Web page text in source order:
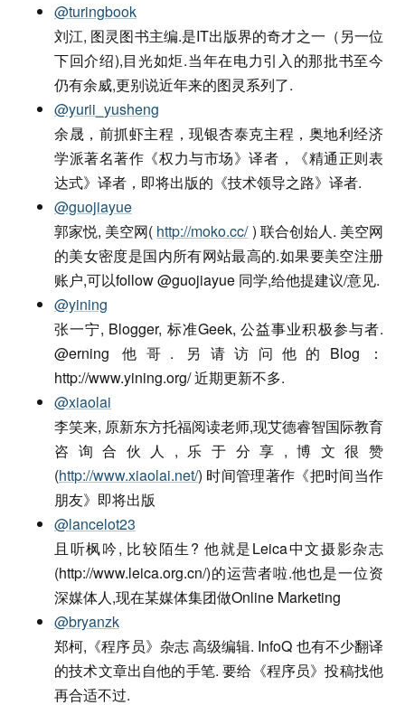
@turingbook
刘江, 图灵图书主编.是IT出版界的奇才之一（另一位
下回介绍),目光如炬.当年在电力引入的那批书至今
仍有余威,更别说近年来的图灵系列了.
@yurii_yusheng
余晟，前抓虾主程，现银杏泰克主程，奥地利经济
学派著名著作《权力与市场》译者，《精通正则表
达式》译者，即将出版的《技术领导之路》译者.
@guojiayue
郭家悦, 美空网( http://moko.cc/) 联合创始人. 美空网
的美女密度是国内所有网站最高的.如果要美空注册
账户,可以follow @guojiayue 同学,给他提建议/意见.
@yining
张一宁, Blogger, 标准Geek, 公益事业积极参与者.
@erning 他哥. 另请访问他的Blog：
http://www.yining.org/ 近期更新不多.
@xiaolai
李笑来, 原新东方托福阅读老师,现艾德睿智国际教育
咨询合伙人,乐于分享,博文很赞
(http://www.xiaolai.net/) 时间管理著作《把时间当作
朋友》即将出版
@lancelot23
且听枫吟, 比较陌生? 他就是Leica中文摄影杂志
(http://www.leica.org.cn/)的运营者啦.他也是一位资
深媒体人,现在某媒体集团做Online Marketing
@bryanzk
郑柯,《程序员》杂志 高级编辑. InfoQ 也有不少翻译
的技术文章出自他的手笔. 要给《程序员》投稿找他
再合适不过.